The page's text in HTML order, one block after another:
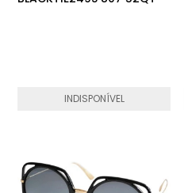
INDISPONÍVEL